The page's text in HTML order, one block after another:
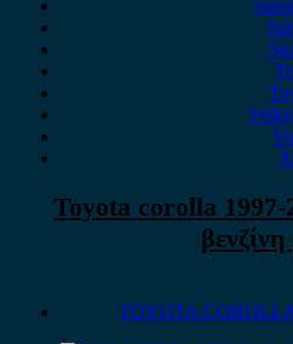
Toyota corolla 1997-
βενζίνη
TOYOTA